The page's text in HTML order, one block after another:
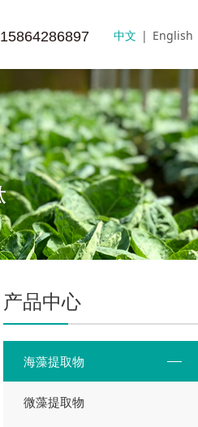
中文 | English
15864286897
产品中心
海藻提取物
微藻提取物